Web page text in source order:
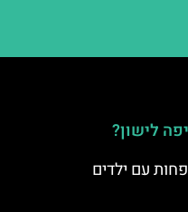
לישון?
עם ילדים